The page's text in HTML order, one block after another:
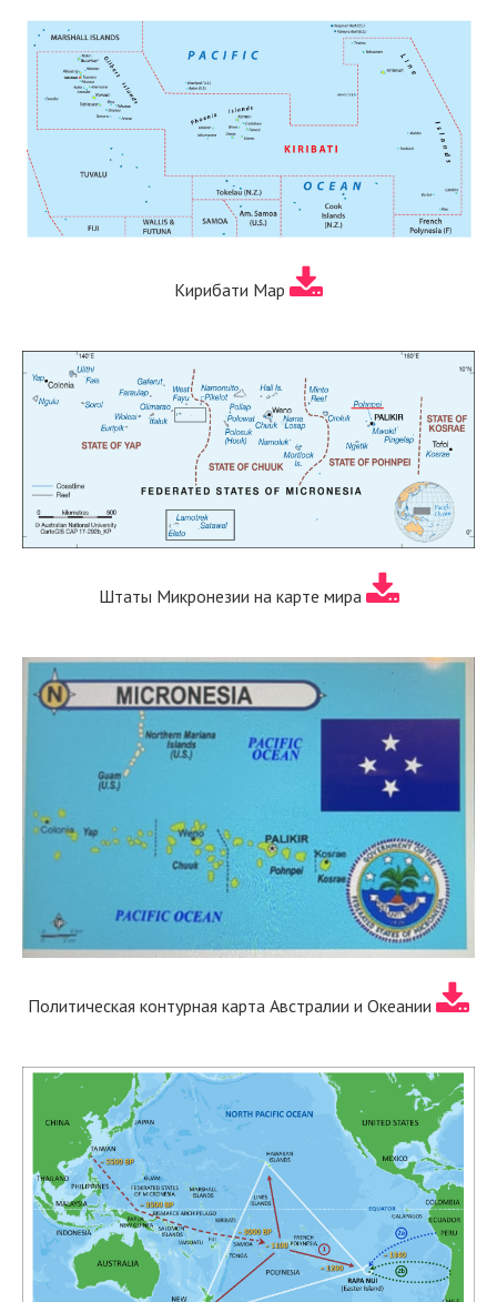
Кирибати Map
Штаты Микронезии на карте мира
Политическая контурная карта Австралии и Океании